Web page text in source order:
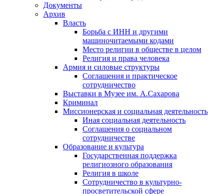
Документы
Архив
Власть
Борьба с ИНН и другими
машиночитаемыми кодами
Место религии в обществе в целом
Религия и права человека
Армия и силовые структуры
Соглашения и практическое
сотрудничество
Выставки в Музее им. А.Сахарова
Криминал
Миссионерская и социальная деятельность
Иная социальная деятельность
Соглашения о социальном
сотрудничестве
Образование и культура
Государственная поддержка
религиозного образования
Религия в школе
Сотрудничество в культурно-
просветительской сфере